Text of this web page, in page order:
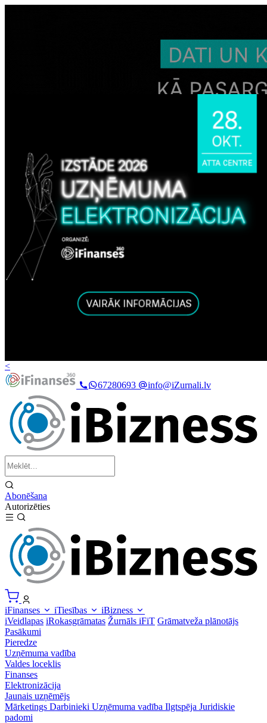
<
67280693
info@iZurnali.lv
Abonēšana
Autorizēties
iFinanses iTiesības
iBizness
iVeidlapas iRokasgrāmatas Žurnāls iFiT Grāmatveža plānotājs
Pasākumi
Pieredze
Uzņēmuma vadība
Valdes loceklis
Finanses
Elektronizācija
Jaunais uzņēmējs
Mārketings Darbinieki Uzņēmuma vadība Ilgtspēja Juridiskie
padomi